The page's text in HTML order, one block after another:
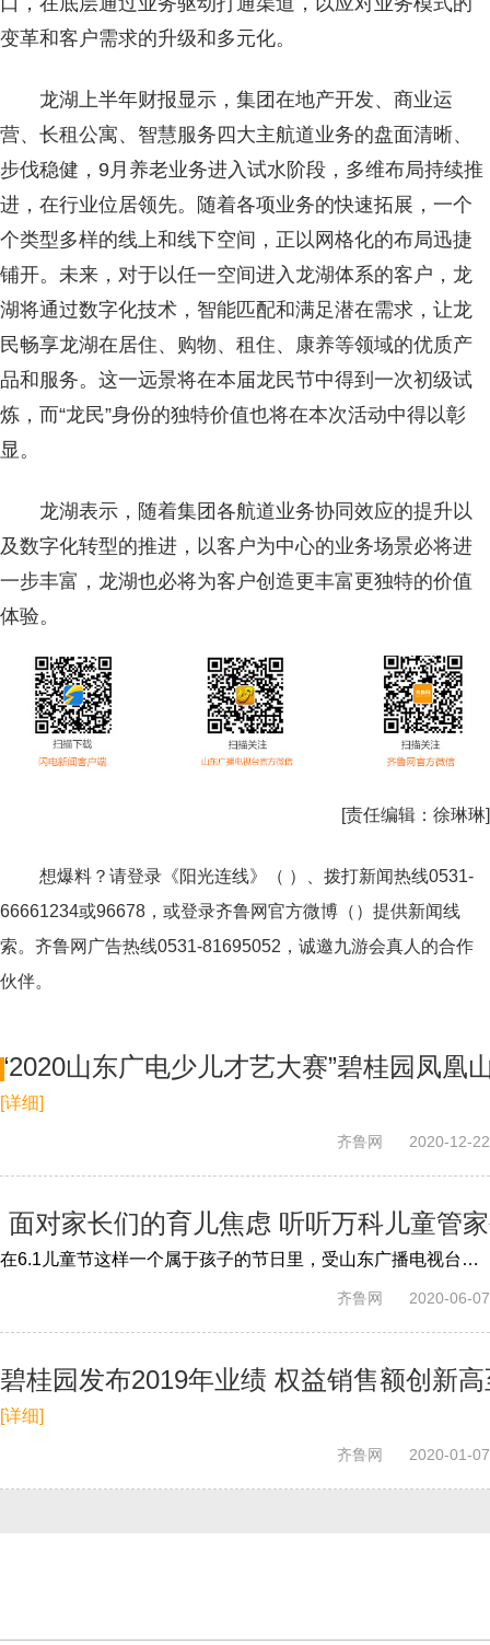
变革和客户需求的升级和多元化。
龙湖上半年财报显示，集团在地产开发、商业运
营、长租公寓、智慧服务四大主航道业务的盘面清晰、
步伐稳健，9月养老业务进入试水阶段，多维布局持续推
进，在行业位居领先。随着各项业务的快速拓展，一个
个类型多样的线上和线下空间，正以网格化的布局迅捷
铺开。未来，对于以任一空间进入龙湖体系的客户，龙
湖将通过数字化技术，智能匹配和满足潜在需求，让龙
民畅享龙湖在居住、购物、租住、康养等领域的优质产
品和服务。这一远景将在本届龙民节中得到一次初级试
炼，而“龙民”身份的独特价值也将在本次活动中得以彰
显。
龙湖表示，随着集团各航道业务协同效应的提升以
及数字化转型的推进，以客户为中心的业务场景必将进
一步丰富，龙湖也必将为客户创造更丰富更独特的价值
体验。
[责任编辑： 徐琳琳]
想爆料？请登录《阳光连线》（ ）、拨打新闻热线0531-
66661234或96678，或登录齐鲁网官方微博（）提供新闻线
索。齐鲁网广告热线0531-81695052 ，诚邀九游会真人的合作
伙伴。
“2020山东广电少儿才艺大赛”碧桂园凤凰
[详细]
齐鲁网 2020-12-22
面对家长们的育儿焦虑 听听万科儿童管
在6.1儿童节这样一个属于孩子的节日里，受山东广播电视台融媒体资讯中心邀请，儿童管家战略合作方、hoho house创始人赵曼如女士接受了媒体...
齐鲁网 2020-06-07
碧桂园发布2019年业绩 权益销售额创新
[详细]
齐鲁网 2020-01-07